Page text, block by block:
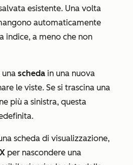
esistente. Una volta
automaticamente
indice, a meno che non
una scheda in una nuova
le viste. Se si trascina una
più a sinistra, questa
scheda di visualizzazione,
X per nascondere una